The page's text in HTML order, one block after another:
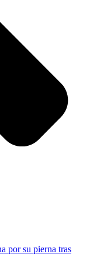
por su pierna tras